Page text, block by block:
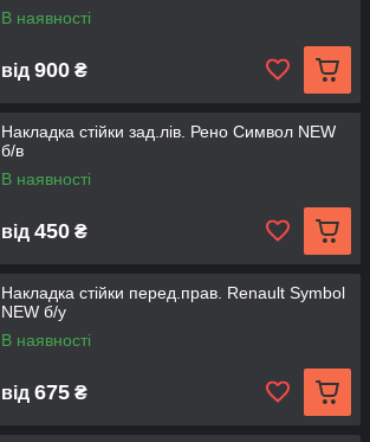
В наявності
від 900 ₴
Накладка стійки зад.лів. Рено Символ NEW
б/в
В наявності
від 450 ₴
Накладка стійки перед.прав. Renault Symbol
NEW б/у
В наявності
від 675 ₴